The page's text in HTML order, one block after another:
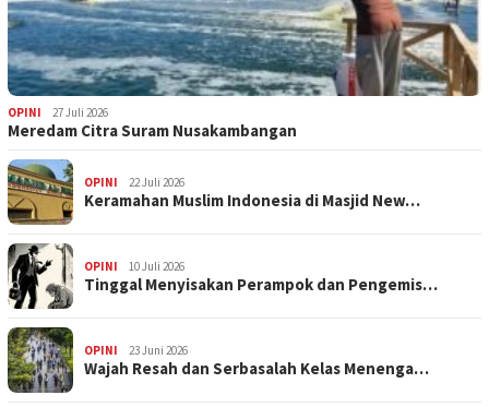
OPINI 27 Juli 2026
Meredam Citra Suram Nusakambangan
OPINI 22 Juli 2026
Keramahan Muslim Indonesia di Masjid New…
OPINI 10 Juli 2026
Tinggal Menyisakan Perampok dan Pengemis…
OPINI 23 Juni 2026
Wajah Resah dan Serbasalah Kelas Menenga…